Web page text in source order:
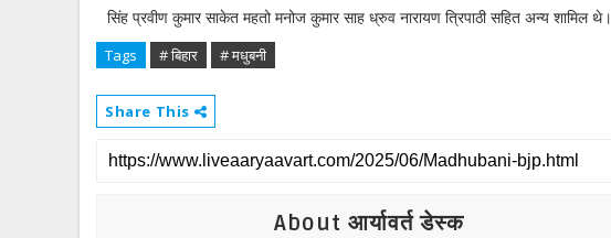
सिंह प्रवीण कुमार साकेत महतो मनोज कुमार साह ध्रुव नारायण त्रिपाठी सहित अन्य शामिल थे।
Tags # बिहार # मधुबनी
Share This
About आर्यावर्त डेस्क